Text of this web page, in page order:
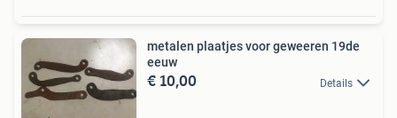
metalen plaatjes voor geweeren 19de
eeuw
€ 10,00 Details